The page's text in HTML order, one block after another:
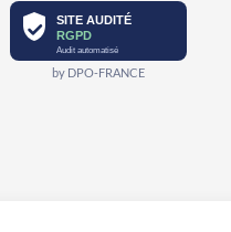
SITE AUDITÉ
RGPD
Audit automatisé
by DPO-FRANCE